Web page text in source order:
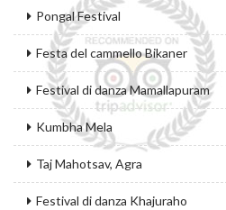
Pongal Festival
Festa del cammello Bikaner
Festival di danza Mamallapuram
Kumbha Mela
Taj Mahotsav, Agra
Festival di danza Khajuraho